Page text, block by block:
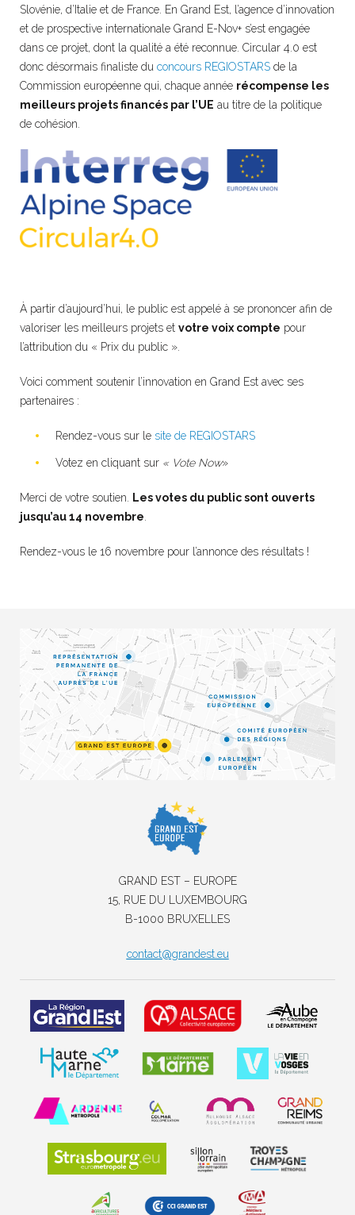
Slovénie, d’Italie et de France. En Grand Est, l’agence d’innovation
et de prospective internationale Grand E-Nov+ s’est engagée
dans ce projet, dont la qualité a été reconnue. Circular 4.0 est
donc désormais finaliste du concours REGIOSTARS de la
Commission européenne qui, chaque année récompense les
meilleurs projets financés par l’UE au titre de la politique
de cohésion.
À partir d’aujourd’hui, le public est appelé à se prononcer afin de
valoriser les meilleurs projets et votre voix compte pour
l’attribution du « Prix du public ».
Voici comment soutenir l’innovation en Grand Est avec ses
partenaires :
Rendez-vous sur le site de REGIOSTARS
Votez en cliquant sur « Vote Now»
Merci de votre soutien. Les votes du public sont ouverts
jusqu’au 14 novembre.
Rendez-vous le 16 novembre pour l’annonce des résultats !
GRAND EST – EUROPE
15, RUE DU LUXEMBOURG
B-1000 BRUXELLES
contact@grandest.eu